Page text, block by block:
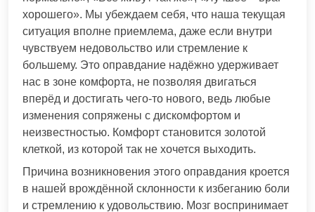
хорошего». Мы убеждаем себя, что наша текущая
ситуация вполне приемлема, даже если внутри
чувствуем недовольство или стремление к
большему. Это оправдание надёжно удерживает
нас в зоне комфорта, не позволяя двигаться
вперёд и достигать чего-то нового, ведь любые
изменения сопряжены с дискомфортом и
неизвестностью. Комфорт становится золотой
клеткой, из которой так не хочется выходить.
Причина возникновения этого оправдания кроется
в нашей врождённой склонности к избеганию боли
и стремлению к удовольствию. Мозг воспринимает